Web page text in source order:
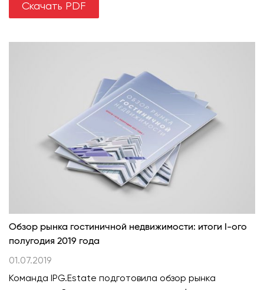
Скачать PDF
Обзор рынка гостиничной недвижимости: итоги I-ого
полугодия 2019 года
01.07.2019
Команда IPG.Estate подготовила обзор рынка